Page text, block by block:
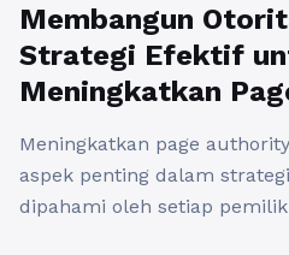
Membangun
Strategi Efektif
Meningkatkan
Meningkatkan page
aspek penting dalam
dipahami oleh setiap